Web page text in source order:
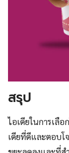
สรุป
ไอเดียในการเลื
เดียที่ดีและตอบโ